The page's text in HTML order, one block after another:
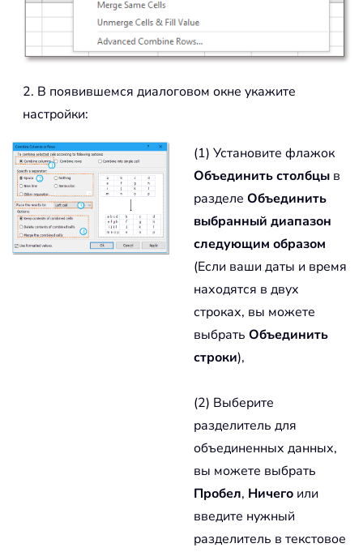
2. В появившемся диалоговом окне укажите
настройки:
(1) Установите флажок
Объединить столбцы в
разделе Объединить
выбранный диапазон
следующим образом
(Если ваши даты и время
находятся в двух
строках, вы можете
выбрать Объединить
строки),
(2) Выберите
разделитель для
объединенных данных,
вы можете выбрать
Пробел, Ничего или
введите нужный
разделитель в текстовое